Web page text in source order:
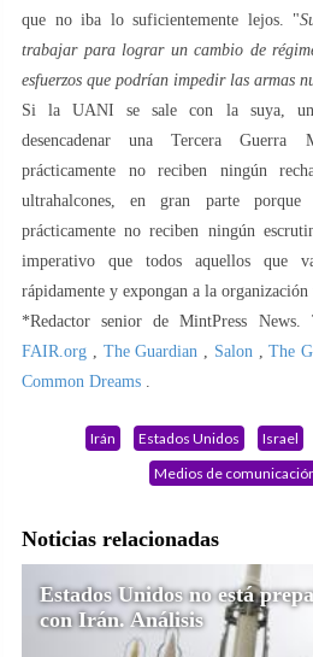
que no iba lo suficientemente lejos. "
trabajar para lograr un cambio de
esfuerzos que podrían impedir las armas
Si la UANI se sale con la suya,
desencadenar una Tercera Guerra
prácticamente no reciben ningún
ultrahalcones, en gran parte
prácticamente no reciben ningún
imperativo que todos aquellos que
rápidamente y expongan a la organización
*Redactor senior de MintPress News.
FAIR.org
The Guardian Salon ,The
Common Dreams
Irán Estados Unidos Israel
Medios de
Noticias relacionadas
Estados Unidos no está
con Irán. Análisis